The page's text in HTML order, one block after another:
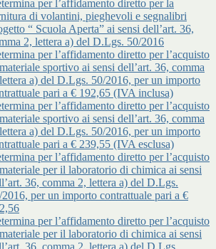
per l’affidamento diretto per la
di volantini, pieghevoli e segnalibri
“ Scuola Aperta” ai sensi dell’art. 36,
2, lettera a) del D.Lgs. 50/2016
per l’affidamento diretto per l’acquisto
sportivo ai sensi dell’art. 36, comma
a) del D.Lgs. 50/2016, per un importo
pari a € 192,65 (IVA inclusa)
per l’affidamento diretto per l’acquisto
sportivo ai sensi dell’art. 36, comma
a) del D.Lgs. 50/2016, per un importo
pari a € 239,55 (IVA esclusa)
per l’affidamento diretto per l’acquisto
per il laboratorio di chimica ai sensi
36, comma 2, lettera a) del D.Lgs.
2016, per un importo contrattuale pari a €
per l’affidamento diretto per l’acquisto
per il laboratorio di chimica ai sensi